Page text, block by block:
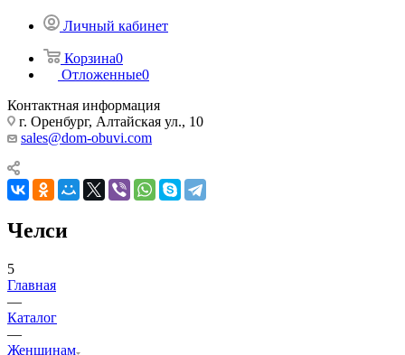
Личный кабинет
Корзина0
Отложенные0
Контактная информация
г. Оренбург, Алтайская ул., 10
sales@dom-obuvi.com
Челси
5
Главная
—
Каталог
—
Женщинам